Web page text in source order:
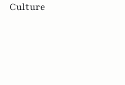
Culture